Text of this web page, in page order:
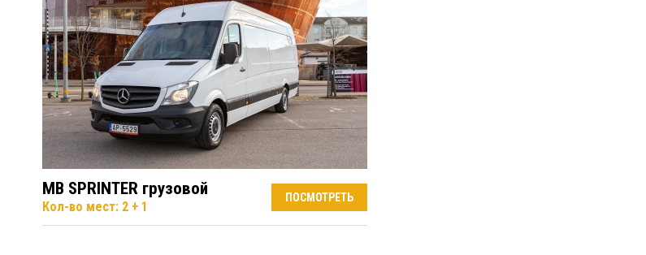
MB SPRINTER грузовой
Кол-во мест: 2 + 1
ПОСМОТРЕТЬ